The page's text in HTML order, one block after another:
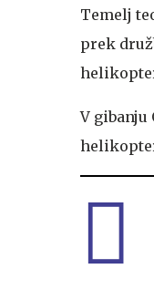
Temelj
prek
V gibanju